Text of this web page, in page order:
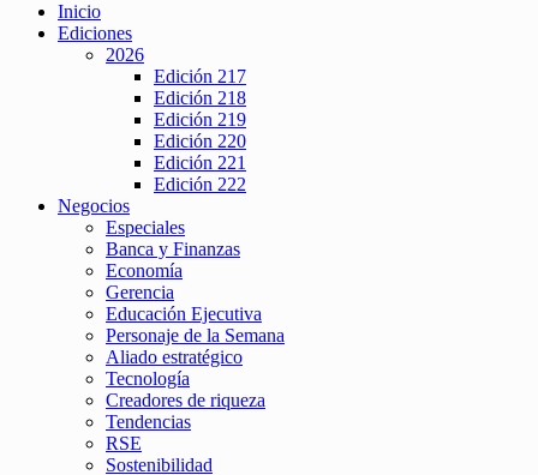
Inicio
Ediciones
2026
Edición 217
Edición 218
Edición 219
Edición 220
Edición 221
Edición 222
Negocios
Especiales
Banca y Finanzas
Economía
Gerencia
Educación Ejecutiva
Personaje de la Semana
Aliado estratégico
Tecnología
Creadores de riqueza
Tendencias
RSE
Sostenibilidad